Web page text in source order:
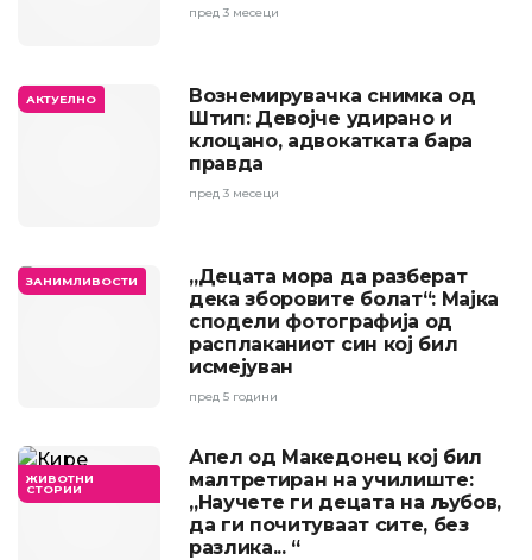
пред 3 месеци
АКТУЕЛНО
Вознемирувачка снимка од
Штип: Девојче удирано и
клоцано, адвокатката бара
правда
пред 3 месеци
ЗАНИМЛИВОСТИ
„Децата мора да разберат
дека зборовите болат“: Мајка
сподели фотографија од
расплаканиот син кој бил
исмејуван
пред 5 години
ЖИВОТНИ
СТОРИИ
Апел од Македонец кој бил
малтретиран на училиште:
„Научете ги децата на љубов,
да ги почитуваат сите, без
разлика... “